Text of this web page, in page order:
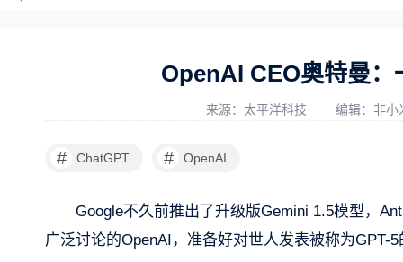
OpenAI CEO奥特曼：
来源：太平洋科技 编辑：非
# ChatGPT # OpenAI
Google不久前推出了升级版Gemini 1.5模型，
广泛讨论的OpenAI，准备好对世人发表被称为GPT-